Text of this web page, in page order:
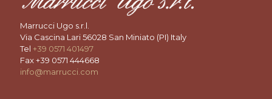
Marrucci Ugo s.r.l.
Via Cascina Lari 56028 San Miniato (PI) Italy
Tel +39 0571 401497
Fax +39 0571 444668
info@marrucci.com